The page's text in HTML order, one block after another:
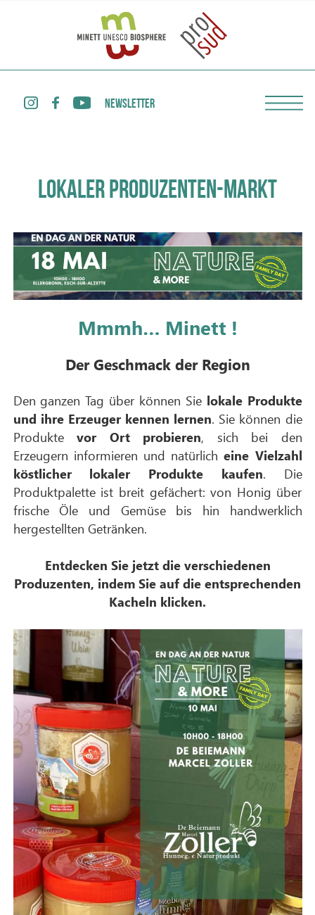
NEWSLETTER
LOKALER PRODUZENTEN-MARKT
Mmmh… Minett !
Der Geschmack der Region
Den ganzen Tag über können Sie lokale Produkte
und ihre Erzeuger kennen lernen. Sie können die
Produkte vor Ort probieren, sich bei den
Erzeugern informieren und natürlicheine Vielzahl
köstlicher lokaler Produkte kaufen. Die
Produktpalette ist breit gefächert: von Honig über
frische Öle und Gemüse bis hin handwerklich
hergestellten Getränken.
Entdecken Sie jetzt die verschiedenen
Produzenten, indem Sie auf die entsprechenden
Kacheln klicken.